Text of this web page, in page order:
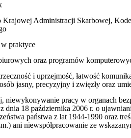
Krajowej Administracji Skarbowej,
praktyce
oraz programów
i uprzejmość, łatwość
jasny, precyzyjny i zwięzły oraz
niewykonywanie pracy w organach
dnia 18 października 2006 r. o
państwa z lat 1944-1990 oraz
ani niewspółpracowanie ze